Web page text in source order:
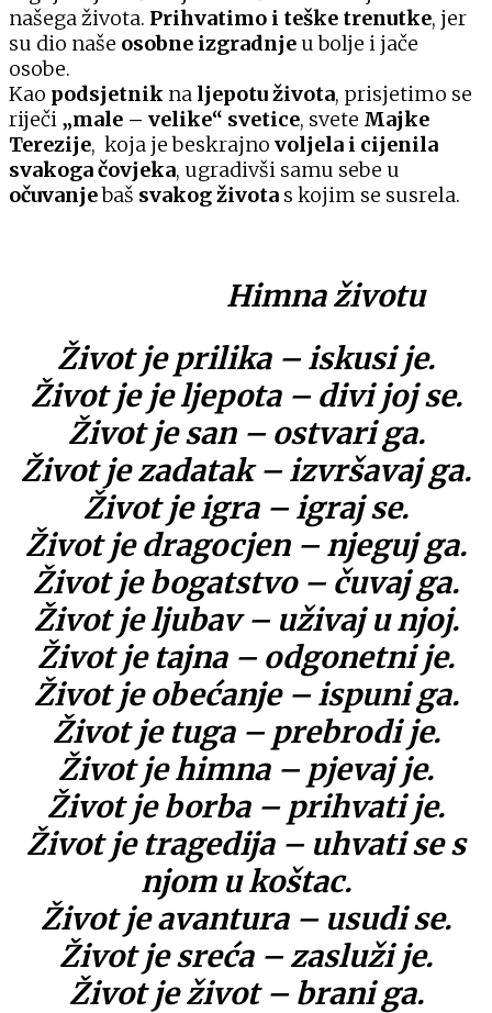
našega života. Prihvatimo i teške trenutke, jer
su dio naše osobne izgradnje u bolje i jače
osobe.
Kao podsjetnik na ljepotu života, prisjetimo se
riječi „male – velike“ svetice, svete Majke
Terezije, koja je beskrajno voljela i cijenila
svakoga čovjeka, ugradivši samu sebe u
očuvanjebaš svakog života s kojim se susrela.
Himna životu
Život je prilika – iskusi je.
Život je je ljepota – divi joj se.
Život je san – ostvari ga.
Život je zadatak – izvršavaj ga.
Život je igra – igraj se.
Život je dragocjen – njeguj ga.
Život je bogatstvo – čuvaj ga.
Život je ljubav – uživaj u njoj.
Život je tajna – odgonetni je.
Život je obećanje – ispuni ga.
Život je tuga – prebrodi je.
Život je himna – pjevaj je.
Život je borba – prihvati je.
Život je tragedija – uhvati se s
njom u koštac.
Život je avantura – usudi se.
Život je sreća – zasluži je.
Život je život – brani ga.